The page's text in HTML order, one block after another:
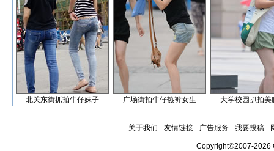
北关东街抓拍牛仔妹子 广场街拍牛仔热裤女生 大学校园抓拍美
关于我们 - 友情链接 - 广告服务 - 我要投稿 -
Copyright©2007-2026